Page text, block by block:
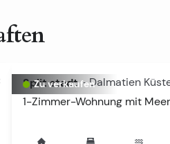
Zu verkaufen
Split stadt - Dalmatien
1-Zimmer-Wohnung mit